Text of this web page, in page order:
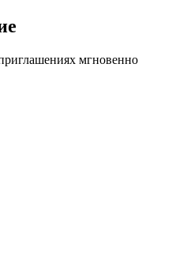
мгновенно